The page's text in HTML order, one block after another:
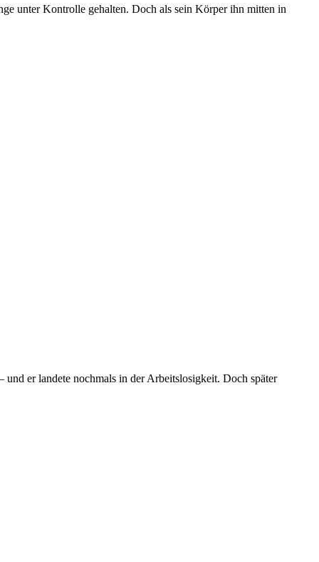
unter Kontrolle gehalten. Doch als sein Körper ihn mitten in
er landete nochmals in der Arbeitslosigkeit. Doch später